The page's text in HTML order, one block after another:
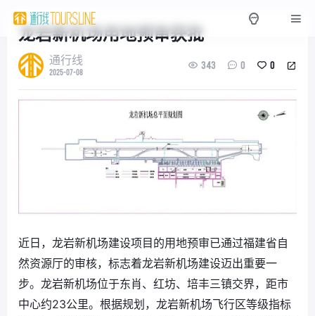
龙岩新机场用地预审获批
通行线
2025-07-08
343 0 0
近日，龙岩新机场建设项目的用地预审已通过福建省自
然资源厅的审核，标志着龙岩新机场建设迈出重要一
步。龙岩新机场位于东肖、红坊、培丰三镇交界，距市
中心约23公里。根据规划，龙岩新机场飞行区等级指标